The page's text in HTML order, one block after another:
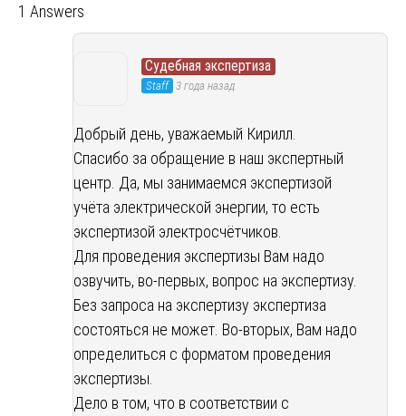
1 Answers
Судебная экспертиза
Staff 3 года назад
Добрый день, уважаемый Кирилл.
Спасибо за обращение в наш экспертный
центр. Да, мы занимаемся экспертизой
учёта электрической энергии, то есть
экспертизой электросчётчиков.
Для проведения экспертизы Вам надо
озвучить, во-первых, вопрос на экспертизу.
Без запроса на экспертизу экспертиза
состояться не может. Во-вторых, Вам надо
определиться с форматом проведения
экспертизы.
Дело в том, что в соответствии с